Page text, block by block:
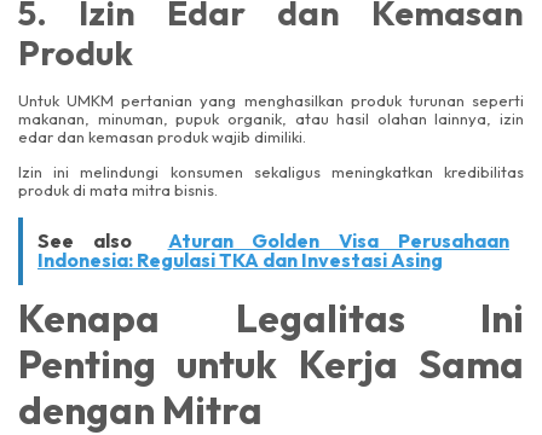
5. Izin Edar dan Kemasan
Produk
Untuk UMKM pertanian yang menghasilkan produk turunan seperti
makanan, minuman, pupuk organik, atau hasil olahan lainnya, izin
edar dan kemasan produk wajib dimiliki.
Izin ini melindungi konsumen sekaligus meningkatkan kredibilitas
produk di mata mitra bisnis.
See also
Aturan Golden Visa Perusahaan
Indonesia: Regulasi TKA dan Investasi Asing
Kenapa Legalitas Ini
Penting untuk Kerja Sama
dengan Mitra